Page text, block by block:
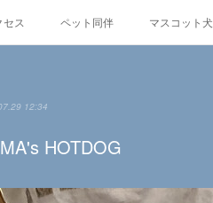
セス ペット同伴 マスコット犬
12:34
HOTDOG